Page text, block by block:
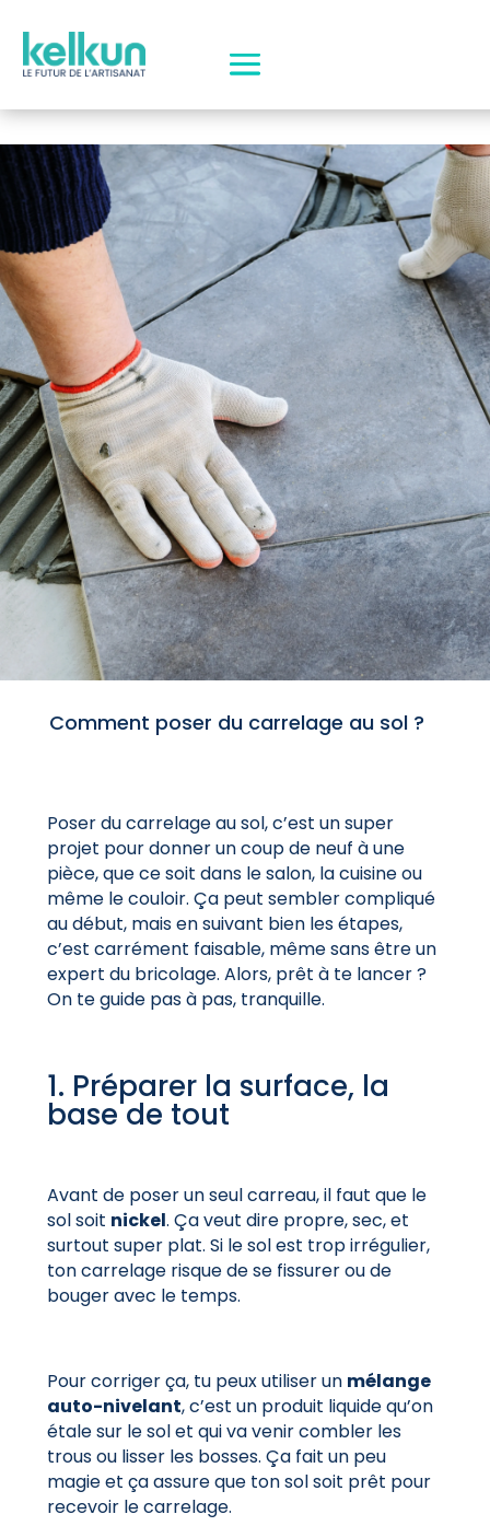
Comment poser du carrelage au sol ?
Poser du carrelage au sol, c’est un super
projet pour donner un coup de neuf à une
pièce, que ce soit dans le salon, la cuisine ou
même le couloir. Ça peut sembler compliqué
au début, mais en suivant bien les étapes,
c’est carrément faisable, même sans être un
expert du bricolage. Alors, prêt à te lancer ?
On te guide pas à pas, tranquille.
1. Préparer la surface, la
base de tout
Avant de poser un seul carreau, il faut que le
sol soit nickel. Ça veut dire propre, sec, et
surtout super plat. Si le sol est trop irrégulier,
ton carrelage risque de se fissurer ou de
bouger avec le temps.
Pour corriger ça, tu peux utiliser un mélange
auto-nivelant, c’est un produit liquide qu’on
étale sur le sol et qui va venir combler les
trous ou lisser les bosses. Ça fait un peu
magie et ça assure que ton sol soit prêt pour
recevoir le carrelage.